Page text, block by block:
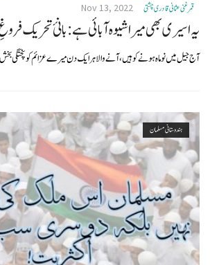
قمرغنی عثمانی قادری چشتی Nov 13, 2022
یہ اسیری بھی میرا شیوہ آبائی ہے : بانئ تحریک
آج جیل میں نو ماہ ہونے کو ہیں، آنے والا ہر ایک دن میرے عزائم کو پختگی
ہندوستانی مسلمان